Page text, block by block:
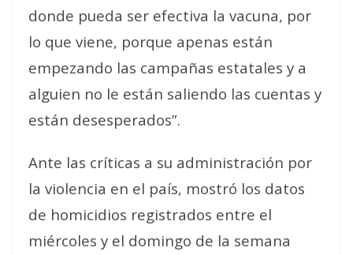
donde pueda ser efectiva la vacuna, por
lo que viene, porque apenas están
empezando las campañas estatales y a
alguien no le están saliendo las cuentas y
están desesperados”.
Ante las críticas a su administración por
la violencia en el país, mostró los datos
de homicidios registrados entre el
miércoles y el domingo de la semana